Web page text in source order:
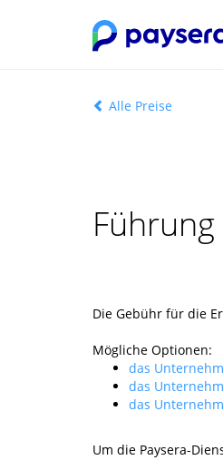
Alle Preise
Die Gebühr für die
Mögliche Optionen:
das
das
das
Um die Paysera-